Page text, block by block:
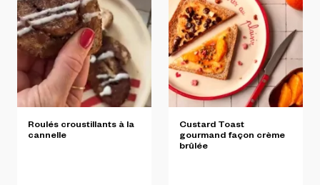
Roulés croustillants à la
cannelle
Custard Toast
gourmand façon crème
brûlée